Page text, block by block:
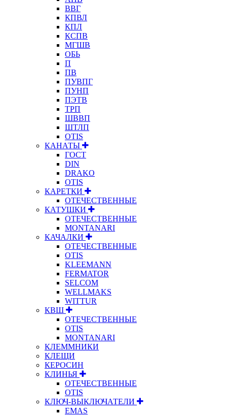
ВВГ
КПВЛ
КПЛ
КСПВ
МГШВ
ОБЬ
П
ПВ
ПУВПГ
ПУНП
ПЭТВ
ТРП
ШВВП
ШТЛП
OTIS
КАНАТЫ
ГОСТ
DIN
DRAKO
OTIS
КАРЕТКИ
ОТЕЧЕСТВЕННЫЕ
КАТУШКИ
ОТЕЧЕСТВЕННЫЕ
MONTANARI
КАЧАЛКИ
ОТЕЧЕСТВЕННЫЕ
OTIS
KLEEMANN
FERMATOR
SELCOM
WELLMAKS
WITTUR
КВШ
ОТЕЧЕСТВЕННЫЕ
OTIS
MONTANARI
КЛЕММНИКИ
КЛЕЩИ
КЕРОСИН
КЛИНЬЯ
ОТЕЧЕСТВЕННЫЕ
OTIS
КЛЮЧ-ВЫКЛЮЧАТЕЛИ
EMAS